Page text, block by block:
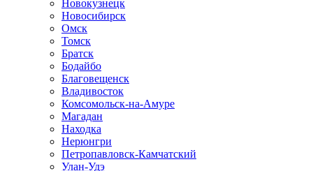
Новокузнецк
Новосибирск
Омск
Томск
Братск
Бодайбо
Благовещенск
Владивосток
Комсомольск-на-Амуре
Магадан
Находка
Нерюнгри
Петропавловск-Камчатский
Улан-Удэ